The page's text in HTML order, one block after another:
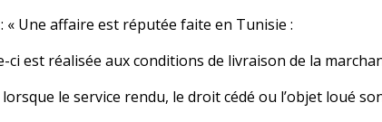
« Une affaire est réputée faite en Tunisie :
ci est réalisée aux conditions de livraison de la
le service rendu, le droit cédé ou l’objet loué